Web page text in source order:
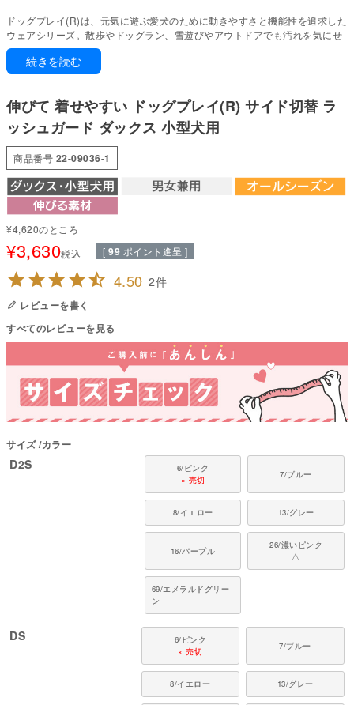
ドッグプレイ(R)は、元気に遊ぶ愛犬のために動きやすさと機能性を追求した
ウェアシリーズ。散歩やドッグラン、雪遊びやアウトドアでも汚れを気にせ
ず思いきり楽しめます。
お手入れも簡単で、毎日のケアがぐっとラクに。
驚くほど伸縮性が高く、体にやさしく寄り添います。締めつけ感がなく快適
な着心地で、動きやすさも十分に保っています。
水着素材のようにつるつるして、ストレッチ性の高い素材。遊んでも砂や枯
れ葉などがつきにくく、水着をはじめ、様々なスポーツシーンをサポート。
肌面をサラサラに保つ、優れた吸水速乾性に加え、高いUVカット性と耐塩素
性を併せ持つ新しい感覚のストレッチ機能素材です。
縦・横・斜め、全方向に伸縮性に優れ着脱も楽々。
●本体：トリノクール(ポリエステル82%・ポリウレタン18%)
●日本製：MADE IN JAPAN
●伸縮性(5段階)：5
●厚さ(5段階)：2
して中温。 ファスナー・ボタン・面テープがある商品は、しっかり止めた状
態で洗濯をしてください
国内の縫製工場と連携して、一つひとつ丁寧に仕上げています。心地よい着
心地をお楽しみください。
弊社のラッシュガードは、浅瀬での川遊びや雪遊び・雨上がりの泥はね防止
全身がしっかり濡れる状況では、生地の重みでズレやすくなり、犬への負担
や脱げる恐れがございます。
なお、水泳のように全身が濡れる状況では、生地が重くなりズレやすくなる
ため、泳ぐ用途での使用はおすすめしておりません。
カニンヘン・ミニチュアダックス、ダックスフンド、シーズー、チワワ、パ
ピヨン、ポメラニアン、マルチーズ、トイプードル、ミニチュアシュナウザ
続きを読む
伸びて 着せやすい ドッグプレイ(R) サイド切替 ラ
ッシュガード ダックス 小型犬用
商品番号 22-09036-1
¥4,620のところ
¥3,630税込 [ 99 ポイント進呈 ]
4.50 2
レビューを書く
すべてのレビューを見る
サイズ カラー
D2S
6/ピンク
× 売切
7/ブルー
8/イエロー 13/グレー
16/パープル
26/濃いピンク
△
69/エメラルドグリー
ン
DS
6/ピンク
× 売切
7/ブルー
8/イエロー 13/グレー